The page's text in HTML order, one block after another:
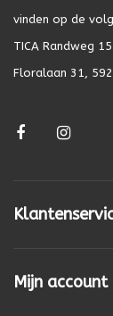
vinden op de
TICA Randweg
Floralaan 31,
Mijn account